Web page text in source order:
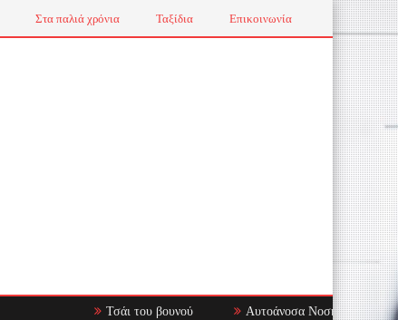
Στα παλιά χρόνια Ταξίδια Επικοινωνία
Τσάι του βουνού Αυτοάνοσα Νοσήματα: Όταν το